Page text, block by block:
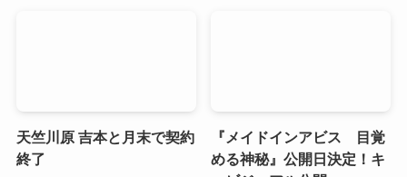
天竺川原 吉本と月末で契約
終了
『メイドインアビス 目覚
める神秘』公開日決定！キ